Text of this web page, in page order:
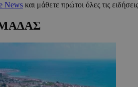
News και μάθετε πρώτοι όλες τις